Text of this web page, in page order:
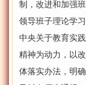
制，改进和加强
领导班子理论学
中央关于教育实
精神为动力，以
体落实办法，明